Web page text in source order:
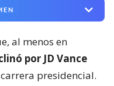
al menos en
por JD Vance
presidencial.